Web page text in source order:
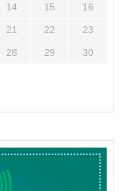
14 15 16
21 22 23
28 29 30